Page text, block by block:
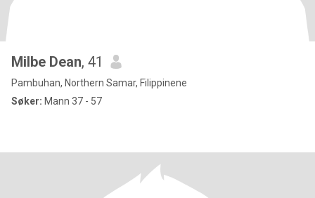
Milbe Dean, 41
Pambuhan, Northern Samar, Filippinene
Søker: Mann 37 - 57